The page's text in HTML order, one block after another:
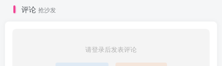
评论 抢沙发
请登录后发表评论